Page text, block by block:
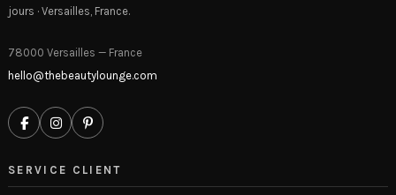
jours · Versailles, France.
78000 Versailles — France
hello@thebeautylounge.com
SERVICE CLIENT